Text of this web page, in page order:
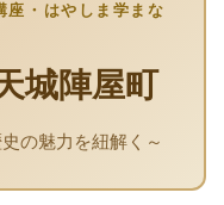
座・はやしま学まな
城陣屋町
の魅力を紐解く～